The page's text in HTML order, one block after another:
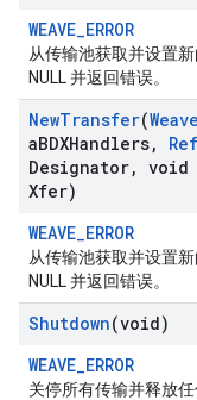
WEAVE_ERROR
从传输池获取并设置新
NULL 并返回错误。
NewTransfer(Weave
aBDXHandlers,
Designator, void
Xfer)
WEAVE_ERROR
从传输池获取并设置新
NULL 并返回错误。
Shutdown(void)
WEAVE_ERROR
关停所有传输并释放